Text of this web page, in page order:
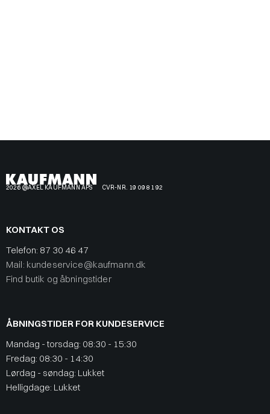
2026 @AXEL KAUFMANN APS CVR-NR. 19 09 81 92
KONTAKT OS
Telefon: 87 30 46 47
Mail: kundeservice@kaufmann.dk
Find butik og åbningstider
ÅBNINGSTIDER FOR KUNDESERVICE
Mandag - torsdag: 08:30 - 15:30
Fredag: 08:30 - 14:30
Lørdag - søndag: Lukket
Helligdage: Lukket